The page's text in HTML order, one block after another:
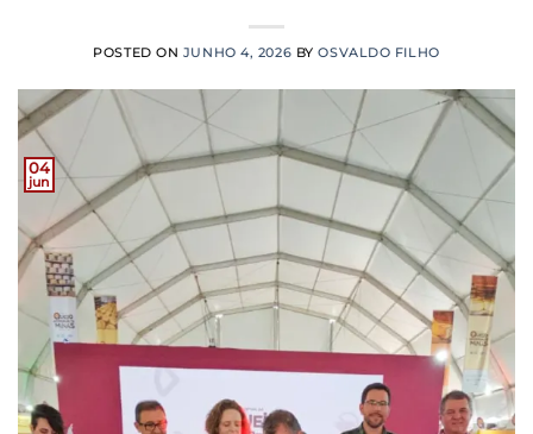
POSTED ON JUNHO 4, 2026 BYOSVALDO FILHO
04
jun